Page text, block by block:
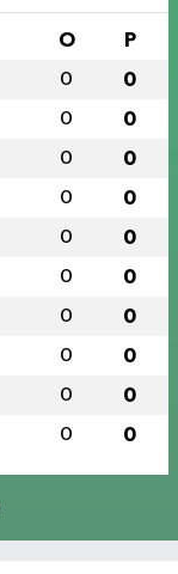
O P
0 0
0 0
0 0
0 0
0 0
0 0
0 0
0 0
0 0
0 0